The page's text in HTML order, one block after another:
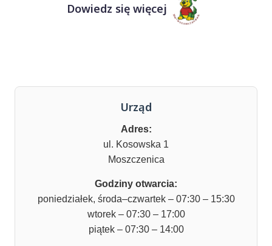
Dowiedz się więcej
Urząd
Adres:
ul. Kosowska 1
Moszczenica
Godziny otwarcia:
poniedziałek, środa–czwartek – 07:30 – 15:30
wtorek – 07:30 – 17:00
piątek – 07:30 – 14:00